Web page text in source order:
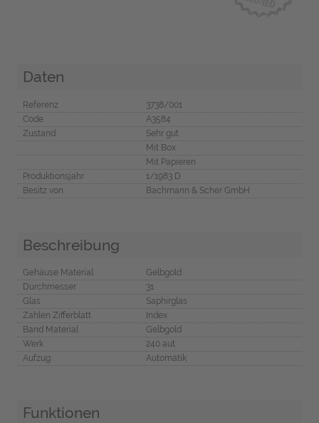
Daten
Referenz
3738/001
Code
A3584
Zustand
Sehr gut
Mit Box
Mit Papieren
Produktionsjahr
1/1983 D
Besitz von
Bachmann & Scher GmbH
Beschreibung
Gehäuse Material
Gelbgold
Durchmesser
31
Glas
Saphirglas
Zahlen Zifferblatt
Index
Band Material
Gelbgold
Werk
240 aut.
Aufzug
Automatik
Funktionen